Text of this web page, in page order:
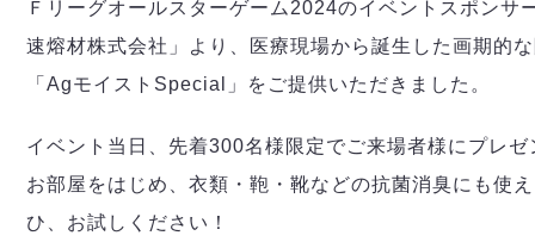
Ｆリーグオールスターゲーム2024のイベントスポンサ
速熔材株式会社」より、医療現場から誕生した画期的
「AgモイストSpecial」をご提供いただきました。
イベント当日、先着300名様限定でご来場者様にプレ
お部屋をはじめ、衣類・鞄・靴などの抗菌消臭にも使
ひ、お試しください！